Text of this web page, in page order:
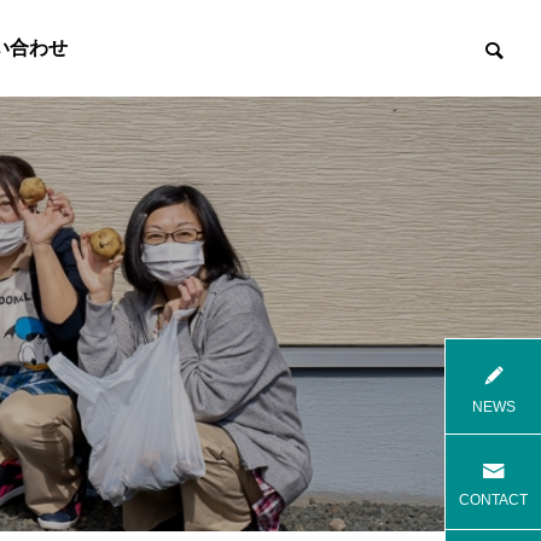
合わせ
8月花火
高齢者等共同住宅 みんとの里
8月焼肉
高齢者等共

NEWS
CONTACT